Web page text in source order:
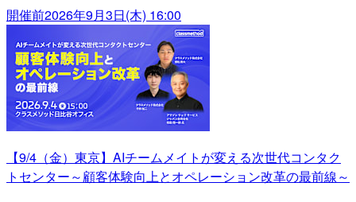
開催前2026年9月3日(木) 16:00
【9/4（金）東京】AIチームメイトが変える次世代コンタク
トセンター～顧客体験向上とオペレーション改革の最前線～